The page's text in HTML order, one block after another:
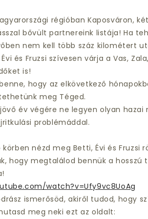
régióban Kaposváron,
bővült partnereink listája! Ha
nem kell több száz kilométert
és Fruzsi szívesen várja a Vas,
is!
hogy az elkövetkező
meg Téged.
év végére ne legyen olyan hazai
problémáddal.
körben nézd meg Betti, Évi és Fruzsi
hogy megtalálod bennük a hosszú
watch?v=Ufy9vc8UoAg
ismerősöd, akiről tudod, hogy
meg neki ezt az oldalt: